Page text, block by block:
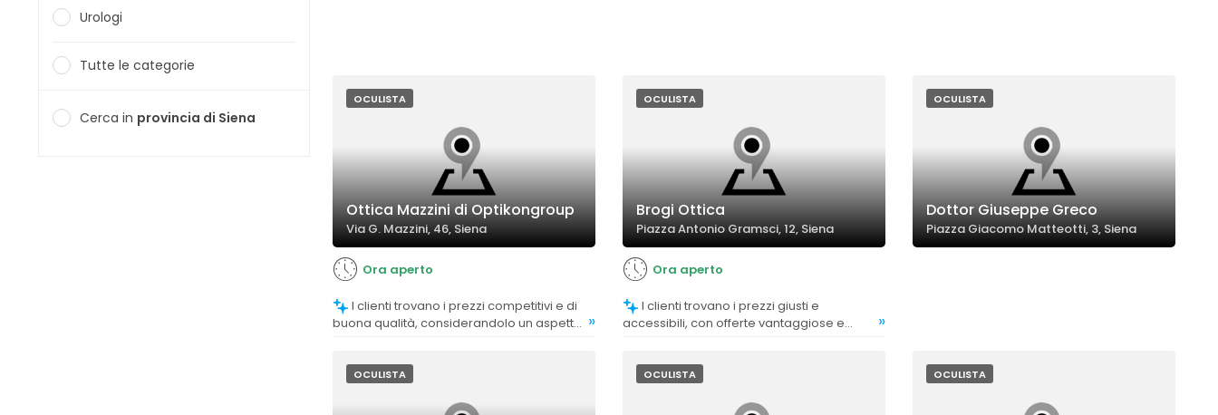
Urologi
Tutte le categorie
Cerca in provincia di Siena
OCULISTA
Ottica Mazzini di Optikongroup
Via G. Mazzini, 46, Siena
Ora aperto
buona qualità, considerandolo un aspetto »
OCULISTA
Brogi Ottica
Piazza Antonio Gramsci, 12, Siena
Ora aperto
I clienti trovano i prezzi giusti e
accessibili, con offerte vantaggiose e
»
OCULISTA
Dottor Giuseppe Greco
Piazza Giacomo Matteotti, 3, Siena
OCULISTA OCULISTA OCULISTA